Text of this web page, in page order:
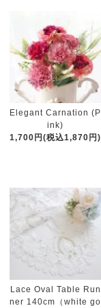
Elegant Carnation (P
ink)
1,700円(税込1,870円)
Lace Oval Table Run
ner 140cm（white go